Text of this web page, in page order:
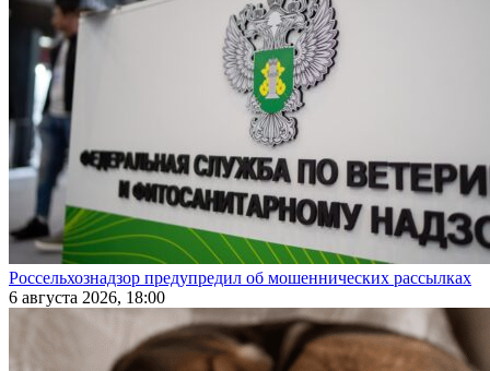
Россельхознадзор предупредил об мошеннических рассылках
6 августа 2026, 18:00